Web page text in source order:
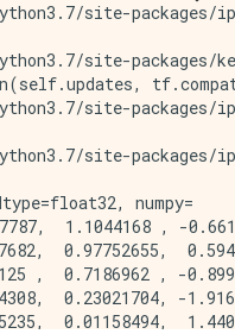
site-packages/
site-
site-
site-
numpy=
1.1044168 , -
0.97752655,
,  0.7186962 , -
0.23021704, -
0.01158494,